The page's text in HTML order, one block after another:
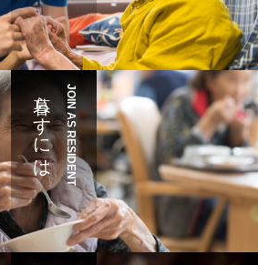
JOIN AS RESIDENT
暮らすには